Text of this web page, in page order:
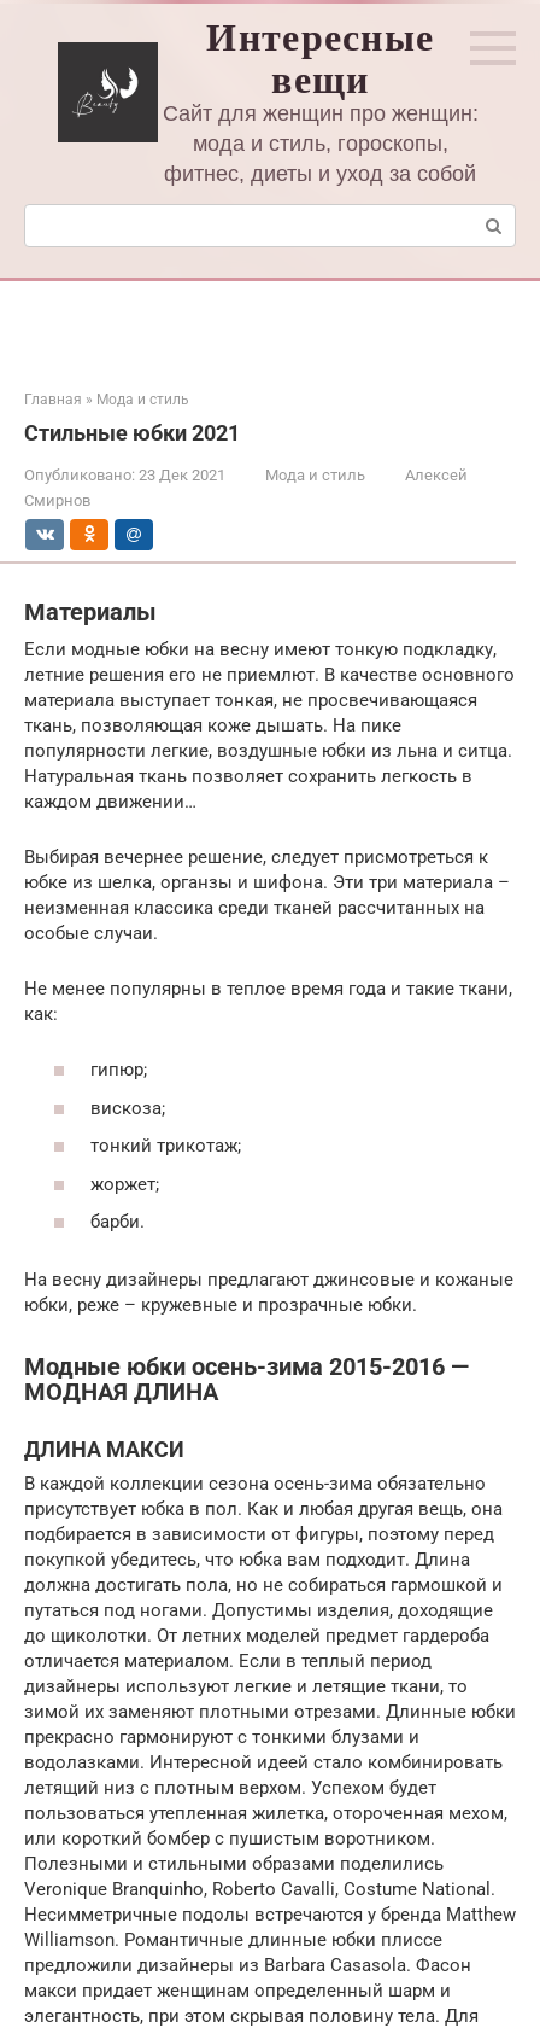
Интересные
вещи
Сайт для женщин про женщин:
мода и стиль, гороскопы,
фитнес, диеты и уход за собой
Поиск:
Главная » Мода и стиль
Стильные юбки 2021
Опубликовано: 23 Дек 2021 Мода и стиль
Алексей
Смирнов
Материалы
Если модные юбки на весну имеют тонкую подкладку,
летние решения его не приемлют. В качестве основного
материала выступает тонкая, не просвечивающаяся
ткань, позволяющая коже дышать. На пике
популярности легкие, воздушные юбки из льна и ситца.
Натуральная ткань позволяет сохранить легкость в
каждом движении…
Выбирая вечернее решение, следует присмотреться к
юбке из шелка, органзы и шифона. Эти три материала –
неизменная классика среди тканей рассчитанных на
особые случаи.
Не менее популярны в теплое время года и такие ткани,
как:
гипюр;
вискоза;
тонкий трикотаж;
жоржет;
барби.
На весну дизайнеры предлагают джинсовые и кожаные
юбки, реже – кружевные и прозрачные юбки.
Модные юбки осень-зима 2015-2016 —
МОДНАЯ ДЛИНА
ДЛИНА МАКСИ
В каждой коллекции сезона осень-зима обязательно
присутствует юбка в пол. Как и любая другая вещь, она
подбирается в зависимости от фигуры, поэтому перед
покупкой убедитесь, что юбка вам подходит. Длина
должна достигать пола, но не собираться гармошкой и
путаться под ногами. Допустимы изделия, доходящие
до щиколотки. От летних моделей предмет гардероба
отличается материалом. Если в теплый период
дизайнеры используют легкие и летящие ткани, то
зимой их заменяют плотными отрезами. Длинные юбки
прекрасно гармонируют с тонкими блузами и
водолазками. Интересной идеей стало комбинировать
летящий низ с плотным верхом. Успехом будет
пользоваться утепленная жилетка, отороченная мехом,
или короткий бомбер с пушистым воротником.
Полезными и стильными образами поделились
Veronique Branquinho, Roberto Cavalli, Costume National.
Несимметричные подолы встречаются у бренда Matthew
Williamson. Романтичные длинные юбки плиссе
предложили дизайнеры из Barbara Casasola. Фасон
макси придает женщинам определенный шарм и
элегантность, при этом скрывая половину тела. Для